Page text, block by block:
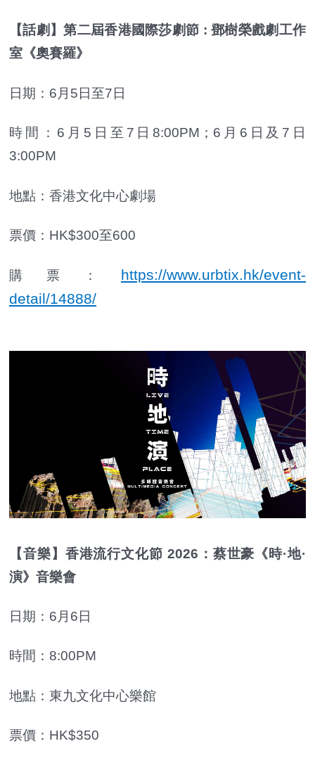
【話劇】第二屆香港國際莎劇節 : 鄧樹榮戲劇工作
室《奧賽羅》
日期：6月5日至7日
時間：6月5日至7日8:00PM；6月6日及7日
3:00PM
地點：香港文化中心劇場
票價：HK$300至600
購票： https://www.urbtix.hk/event-
detail/14888/
【音樂】香港流行文化節 2026：蔡世豪《時·地·
演》音樂會
日期：6月6日
時間：8:00PM
地點：東九文化中心樂館
票價：HK$350